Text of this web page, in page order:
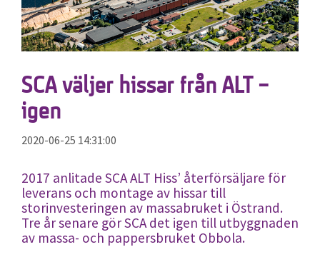
SCA väljer hissar från ALT –
igen
2020-06-25 14:31:00
2017 anlitade SCA ALT Hiss’ återförsäljare för
leverans och montage av hissar till
storinvesteringen av massabruket i Östrand.
Tre år senare gör SCA det igen till utbyggnaden
av massa- och pappersbruket Obbola.